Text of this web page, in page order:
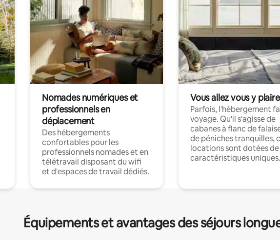
Nomades numériques et
professionnels en
déplacement
Des hébergements
confortables pour les
professionnels nomades et en
télétravail disposant du wifi
et d'espaces de travail dédiés.
Vous allez vous y plaire
Parfois, l'hébergement
voyage. Qu'il s'agisse de
cabanes à flanc de
de péniches tranquilles,
locations sont dotées de
caractéristiques uniques.
Équipements et avantages des séjours